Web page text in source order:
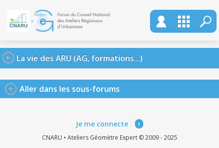
La vie des ARU (AG, formations...)
Aller dans les sous-forums
Je me connecte ↑
CNARU • Ateliers Géomètre Expert © 2009 - 2025